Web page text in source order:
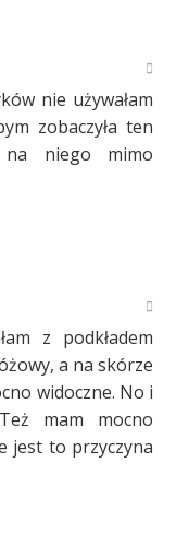
nie używałam
zobaczyła ten
na niego mimo
z podkładem
a na skórze
widoczne. No i
mam mocno
jest to przyczyna